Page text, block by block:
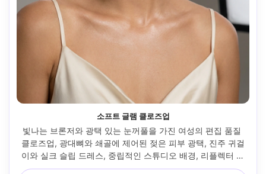
소프트 글램 클로즈업
빛나는 브론저와 광택 있는 눈꺼풀을 가진 여성의 편집 품질
클로즈업, 광대뼈와 쇄골에 제어된 젖은 피부 광택, 진주 귀걸
이와 실크 슬립 드레스, 중립적인 스튜디오 배경, 리플렉터 필
이 있는 소프트박스 키 라이트, Hasselblad X2D, 90mm, 타이